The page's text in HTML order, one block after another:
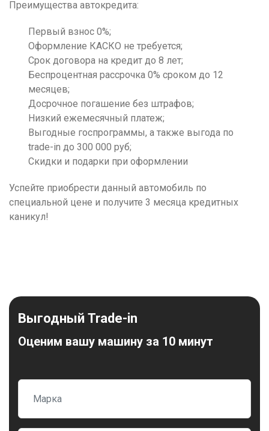
Преимущества автокредита:
Первый взнос 0%;
Оформление КАСКО не требуется;
Срок договора на кредит до 8 лет;
Беспроцентная рассрочка 0% сроком до 12
месяцев;
Досрочное погашение без штрафов;
Низкий ежемесячный платеж;
Выгодные госпрограммы, а также выгода по
trade-in до 300 000 руб;
Скидки и подарки при оформлении
Успейте приобрести данный автомобиль по
специальной цене и получите 3 месяца кредитных
каникул!
Выгодный Trade-in
Оценим вашу машину за 10 минут